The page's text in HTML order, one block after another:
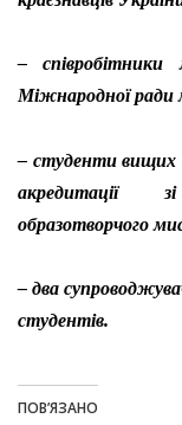
–
Міжнародної ради
– студенти вищих
акредитації
образотворчого
– два
студентів.
ПОВ’ЯЗАНО